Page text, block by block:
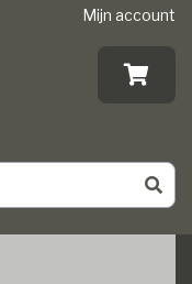
Mijn account